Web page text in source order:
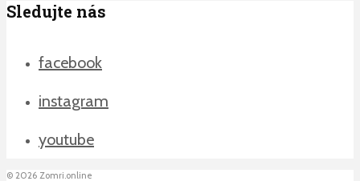
Sledujte nás
facebook
instagram
youtube
© 2026 Zomri.online